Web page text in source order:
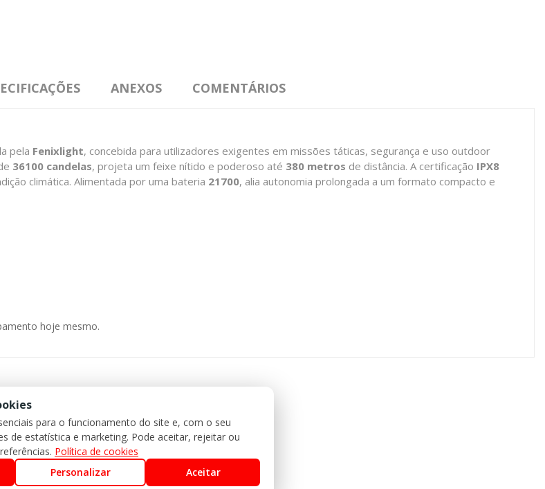
ANEXOS COMENTÁRIOS
pela Fenixlight, concebida para utilizadores exigentes em missões táticas, segurança e uso outdoor
36100 candelas, projeta um feixe nítido e poderoso até 380 metros de distância. A certificação IPX8
climática. Alimentada por uma bateria 21700, alia autonomia prolongada a um formato compacto e
hoje mesmo.
para o funcionamento do site e, com o seu
de estatística e marketing. Pode aceitar, rejeitar ou
Política de cookies
Personalizar Aceitar